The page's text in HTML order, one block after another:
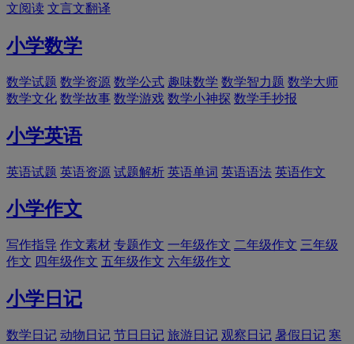
文阅读 文言文翻译
小学数学
数学试题 数学资源 数学公式 趣味数学 数学智力题 数学大师
数学文化 数学故事 数学游戏 数学小神探 数学手抄报
小学英语
英语试题 英语资源 试题解析 英语单词 英语语法 英语作文
小学作文
写作指导 作文素材 专题作文 一年级作文 二年级作文 三年级
作文 四年级作文 五年级作文 六年级作文
小学日记
数学日记 动物日记 节日日记 旅游日记 观察日记 暑假日记 寒